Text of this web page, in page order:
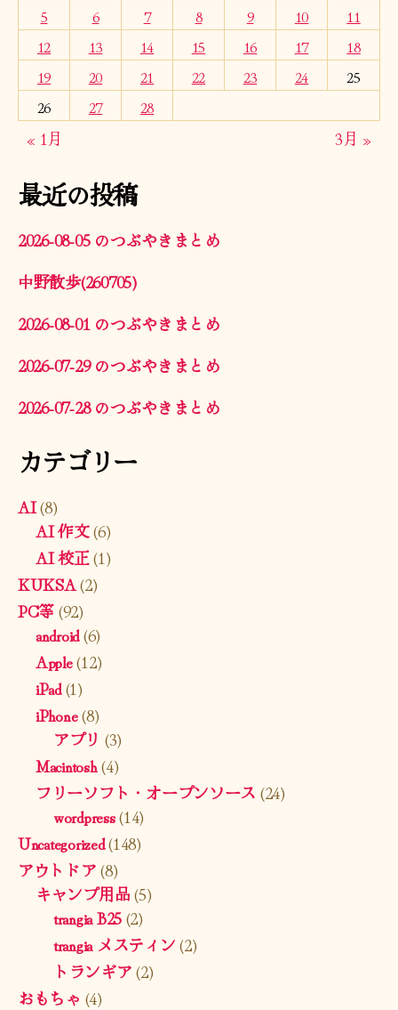
5
6 7 8 9 10
11
12
13 14 15 16 17
18
19
20 21 22 23 24
25
26
27 28
« 1月 3月 »
最近の投稿
2026-08-05 のつぶやきまとめ
中野散歩(260705)
2026-08-01 のつぶやきまとめ
2026-07-29 のつぶやきまとめ
2026-07-28 のつぶやきまとめ
カテゴリー
AI(8)
AI 作文(6)
AI 校正(1)
KUKSA(2)
PC等(92)
android(6)
Apple(12)
iPad(1)
iPhone(8)
アプリ (3)
Macintosh(4)
フリーソフト・オープンソース (24)
wordpress(14)
Uncategorized(148)
アウトドア(8)
キャンプ用品(5)
trangia B25(2)
trangia メスティン(2)
トランギア(2)
おもちゃ (4)